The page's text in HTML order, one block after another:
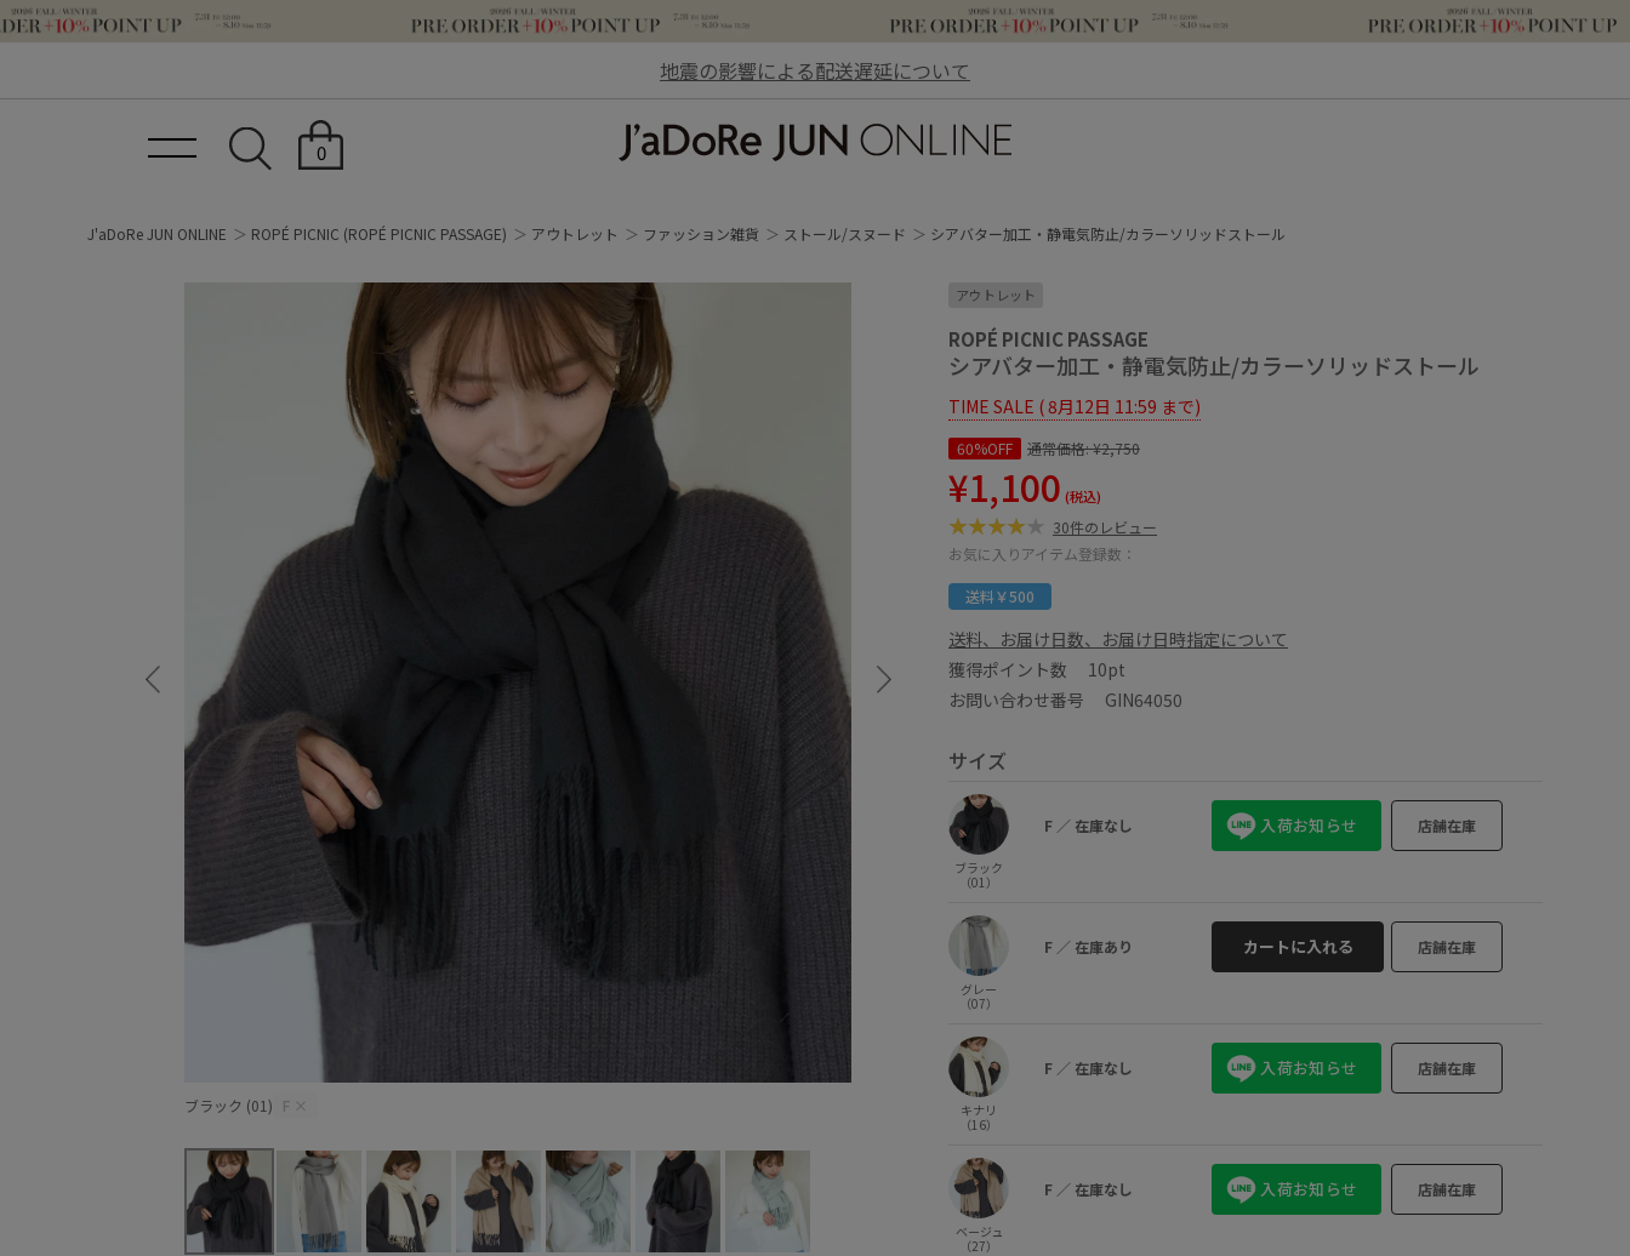
地震の影響による配送遅延について
0
J'aDoRe JUN ONLINE ROPÉ PICNIC (ROPÉ PICNIC PASSAGE) アウトレット ファッション雑貨 ストール/スヌード シアバター加工・静電気防止/カラーソリッドストール
ブラック (01) F × ○
アウトレット
ROPÉ PICNIC PASSAGE
シアバター加工・静電気防止/カラーソリッドストール
TIME SALE ( 8月12日 11:59 まで)
60%OFF 通常価格:¥2,750
¥1,100 (税込)
30件のレビュー
お気に入りアイテム登録数：
送料￥500
送料、お届け日数、お届け日時指定について
獲得ポイント数 10pt
お問い合わせ番号 GIN64050
サイズ
ブラック
（01）
F ／ 在庫なし 入荷お知らせ 店舗在庫
グレー
（07）
F ／ 在庫あり カートに入れる 店舗在庫
キナリ
（16）
F ／ 在庫なし 入荷お知らせ 店舗在庫
ベージュ
（27）
F ／ 在庫なし 入荷お知らせ 店舗在庫